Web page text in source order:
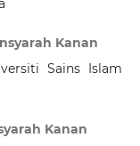
Kanan
Sains Islam
Kanan